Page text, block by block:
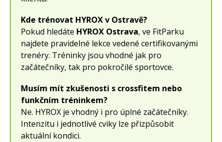
Kde trénovat HYROX v Ostravě?
Pokud hledáte HYROX Ostrava, ve FitParku
najdete pravidelné lekce vedené certifikovanými
trenéry. Tréninky jsou vhodné jak pro
začátečníky, tak pro pokročilé sportovce.
Musím mít zkušenosti s crossfitem nebo
funkčním tréninkem?
Ne. HYROX je vhodný i pro úplné začátečníky.
Intenzitu i jednotlivé cviky lze přizpůsobit
aktuální kondici.